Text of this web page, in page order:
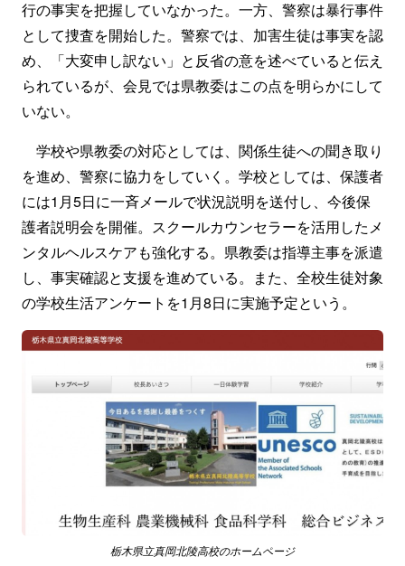
行の事実を把握していなかった。一方、警察は暴行事件
として捜査を開始した。警察では、加害生徒は事実を認
め、「大変申し訳ない」と反省の意を述べていると伝え
られているが、会見では県教委はこの点を明らかにして
いない。
学校や県教委の対応としては、関係生徒への聞き取り
を進め、警察に協力をしていく。学校としては、保護者
には1月5日に一斉メールで状況説明を送付し、今後保
護者説明会を開催。スクールカウンセラーを活用したメ
ンタルヘルスケアも強化する。県教委は指導主事を派遣
し、事実確認と支援を進めている。また、全校生徒対象
の学校生活アンケートを1月8日に実施予定という。
栃木県立真岡北陵高校のホームページ